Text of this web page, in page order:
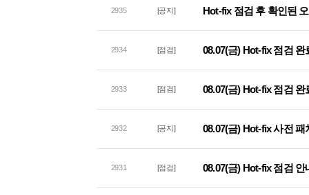
2935 [공지] Hot-fix 점검 후 확인된
2934 [점검] 08.07(금) Hot-fix 점검 완
2933 [점검] 08.07(금) Hot-fix 점검
2932 [공지] 08.07(금) Hot-fix 사전
2931 [점검] 08.07(금) Hot-fix 점검 안